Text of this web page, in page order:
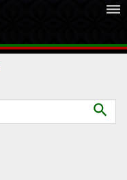
dehaze
search